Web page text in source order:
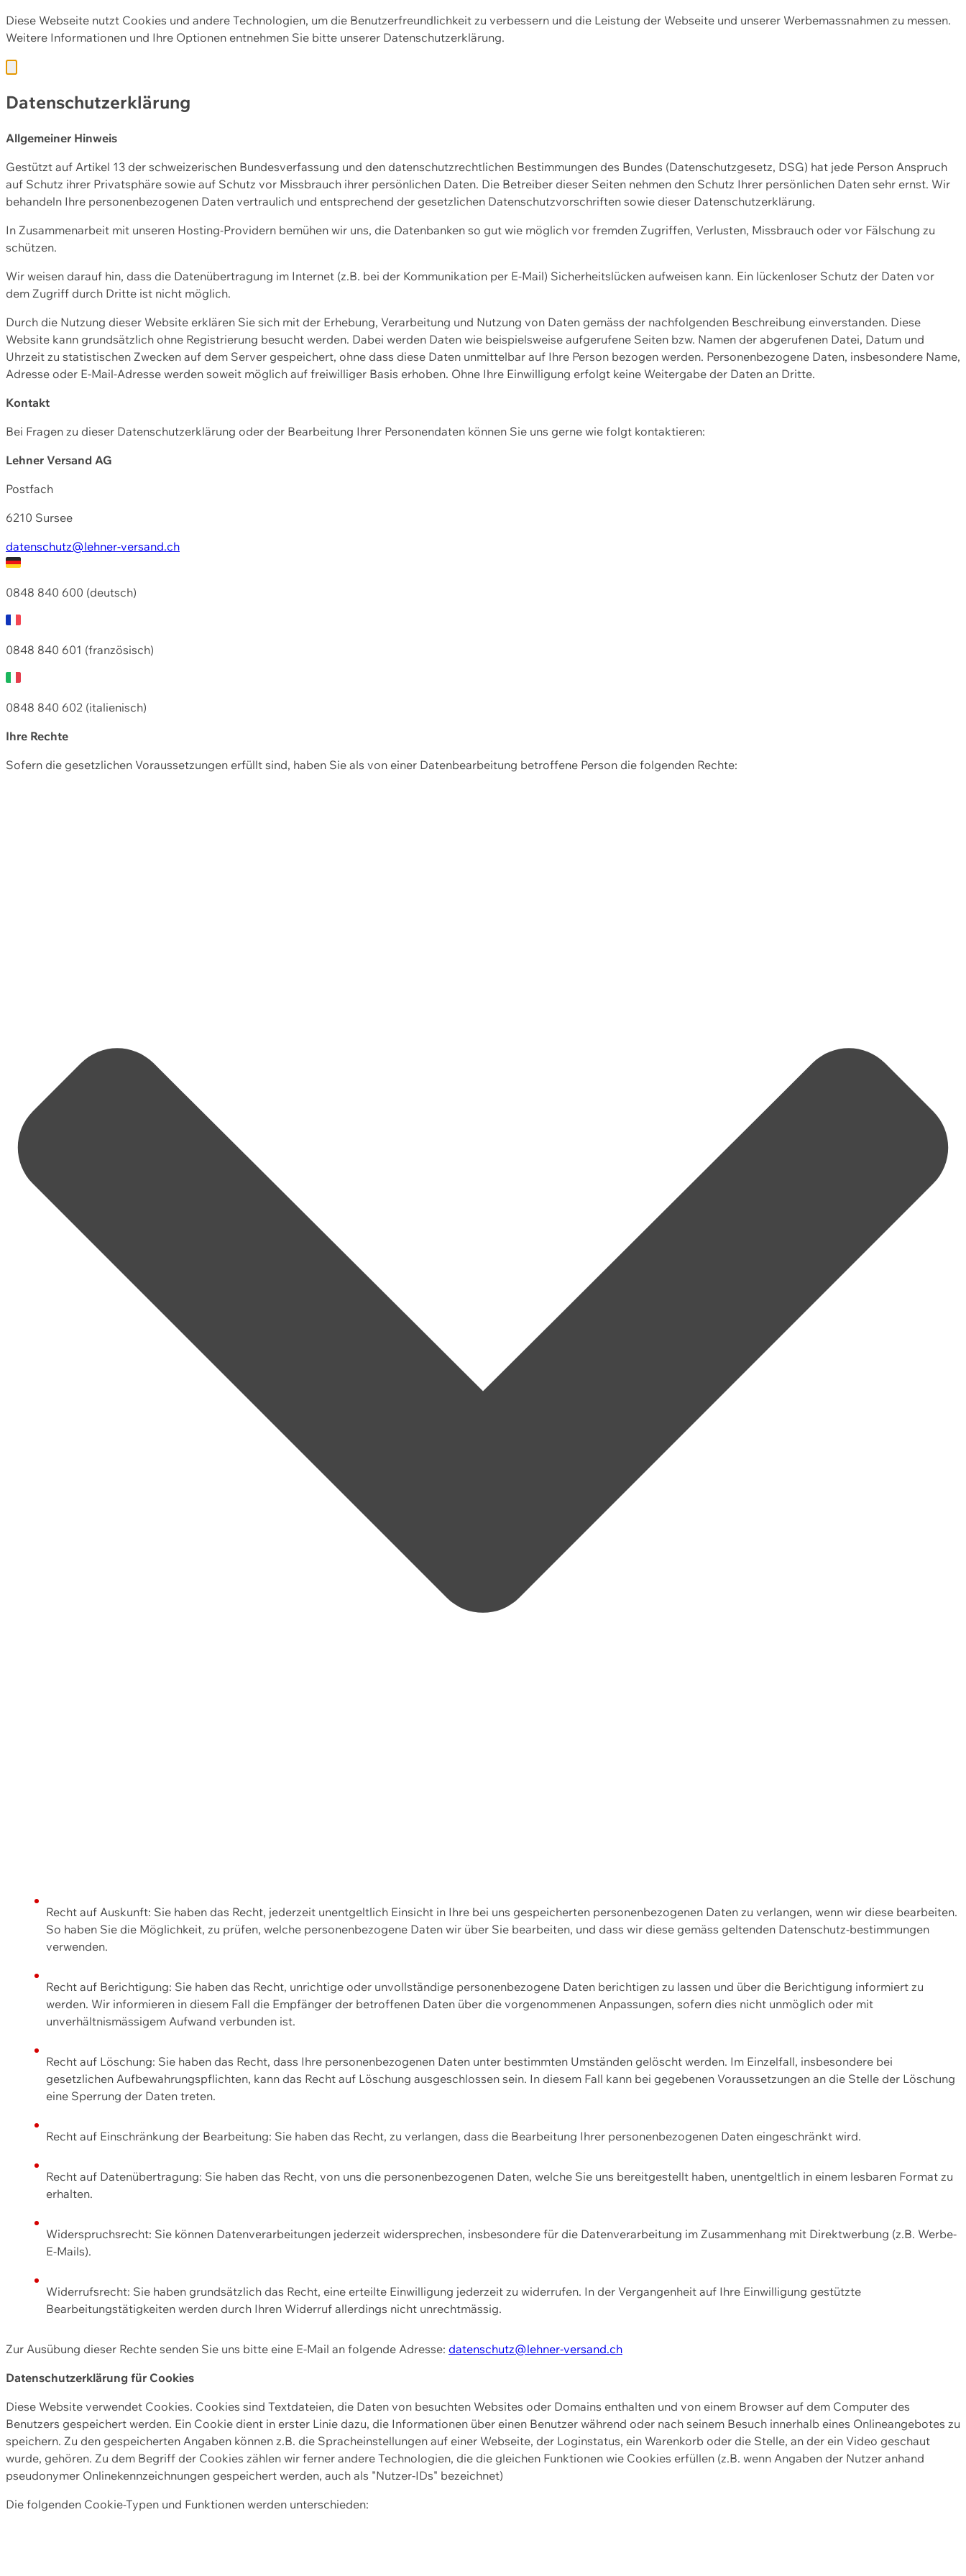
Diese Webseite nutzt Cookies und andere Technologien, um die Benutzerfreundlichkeit zu verbessern und die Leistung der Webseite und unserer Werbemassnahmen zu messen.
Weitere Informationen und Ihre Optionen entnehmen Sie bitte unserer Datenschutzerklärung.
Datenschutzerklärung
Allgemeiner Hinweis
Gestützt auf Artikel 13 der schweizerischen Bundesverfassung und den datenschutzrechtlichen Bestimmungen des Bundes (Datenschutzgesetz, DSG) hat jede Person Anspruch
auf Schutz ihrer Privatsphäre sowie auf Schutz vor Missbrauch ihrer persönlichen Daten. Die Betreiber dieser Seiten nehmen den Schutz Ihrer persönlichen Daten sehr ernst. Wir
behandeln Ihre personenbezogenen Daten vertraulich und entsprechend der gesetzlichen Datenschutzvorschriften sowie dieser Datenschutzerklärung.
In Zusammenarbeit mit unseren Hosting-Providern bemühen wir uns, die Datenbanken so gut wie möglich vor fremden Zugriffen, Verlusten, Missbrauch oder vor Fälschung zu
schützen.
Wir weisen darauf hin, dass die Datenübertragung im Internet (z.B. bei der Kommunikation per E-Mail) Sicherheitslücken aufweisen kann. Ein lückenloser Schutz der Daten vor
dem Zugriff durch Dritte ist nicht möglich.
Durch die Nutzung dieser Website erklären Sie sich mit der Erhebung, Verarbeitung und Nutzung von Daten gemäss der nachfolgenden Beschreibung einverstanden. Diese
Website kann grundsätzlich ohne Registrierung besucht werden. Dabei werden Daten wie beispielsweise aufgerufene Seiten bzw. Namen der abgerufenen Datei, Datum und
Uhrzeit zu statistischen Zwecken auf dem Server gespeichert, ohne dass diese Daten unmittelbar auf Ihre Person bezogen werden. Personenbezogene Daten, insbesondere Name,
Adresse oder E-Mail-Adresse werden soweit möglich auf freiwilliger Basis erhoben. Ohne Ihre Einwilligung erfolgt keine Weitergabe der Daten an Dritte.
Kontakt
Bei Fragen zu dieser Datenschutzerklärung oder der Bearbeitung Ihrer Personendaten können Sie uns gerne wie folgt kontaktieren:
Lehner Versand AG
Postfach
6210 Sursee
datenschutz@lehner-versand.ch
0848 840 600 (deutsch)
0848 840 601 (französisch)
0848 840 602 (italienisch)
Ihre Rechte
Sofern die gesetzlichen Voraussetzungen erfüllt sind, haben Sie als von einer Datenbearbeitung betroffene Person die folgenden Rechte:
Recht auf Auskunft: Sie haben das Recht, jederzeit unentgeltlich Einsicht in Ihre bei uns gespeicherten personenbezogenen Daten zu verlangen, wenn wir diese bearbeiten.
So haben Sie die Möglichkeit, zu prüfen, welche personenbezogene Daten wir über Sie bearbeiten, und dass wir diese gemäss geltenden Datenschutz-bestimmungen
verwenden.
Recht auf Berichtigung: Sie haben das Recht, unrichtige oder unvollständige personenbezogene Daten berichtigen zu lassen und über die Berichtigung informiert zu
werden. Wir informieren in diesem Fall die Empfänger der betroffenen Daten über die vorgenommenen Anpassungen, sofern dies nicht unmöglich oder mit
unverhältnismässigem Aufwand verbunden ist.
Recht auf Löschung: Sie haben das Recht, dass Ihre personenbezogenen Daten unter bestimmten Umständen gelöscht werden. Im Einzelfall, insbesondere bei
gesetzlichen Aufbewahrungspflichten, kann das Recht auf Löschung ausgeschlossen sein. In diesem Fall kann bei gegebenen Voraussetzungen an die Stelle der Löschung
eine Sperrung der Daten treten.
Recht auf Einschränkung der Bearbeitung: Sie haben das Recht, zu verlangen, dass die Bearbeitung Ihrer personenbezogenen Daten eingeschränkt wird.
Recht auf Datenübertragung: Sie haben das Recht, von uns die personenbezogenen Daten, welche Sie uns bereitgestellt haben, unentgeltlich in einem lesbaren Format zu
erhalten.
Widerspruchsrecht: Sie können Datenverarbeitungen jederzeit widersprechen, insbesondere für die Datenverarbeitung im Zusammenhang mit Direktwerbung (z.B. Werbe-
E-Mails).
Widerrufsrecht: Sie haben grundsätzlich das Recht, eine erteilte Einwilligung jederzeit zu widerrufen. In der Vergangenheit auf Ihre Einwilligung gestützte
Bearbeitungstätigkeiten werden durch Ihren Widerruf allerdings nicht unrechtmässig.
Zur Ausübung dieser Rechte senden Sie uns bitte eine E-Mail an folgende Adresse: datenschutz@lehner-versand.ch
Datenschutzerklärung für Cookies
Diese Website verwendet Cookies. Cookies sind Textdateien, die Daten von besuchten Websites oder Domains enthalten und von einem Browser auf dem Computer des
Benutzers gespeichert werden. Ein Cookie dient in erster Linie dazu, die Informationen über einen Benutzer während oder nach seinem Besuch innerhalb eines Onlineangebotes zu
speichern. Zu den gespeicherten Angaben können z.B. die Spracheinstellungen auf einer Webseite, der Loginstatus, ein Warenkorb oder die Stelle, an der ein Video geschaut
wurde, gehören. Zu dem Begriff der Cookies zählen wir ferner andere Technologien, die die gleichen Funktionen wie Cookies erfüllen (z.B. wenn Angaben der Nutzer anhand
pseudonymer Onlinekennzeichnungen gespeichert werden, auch als "Nutzer-IDs" bezeichnet)
Die folgenden Cookie-Typen und Funktionen werden unterschieden: